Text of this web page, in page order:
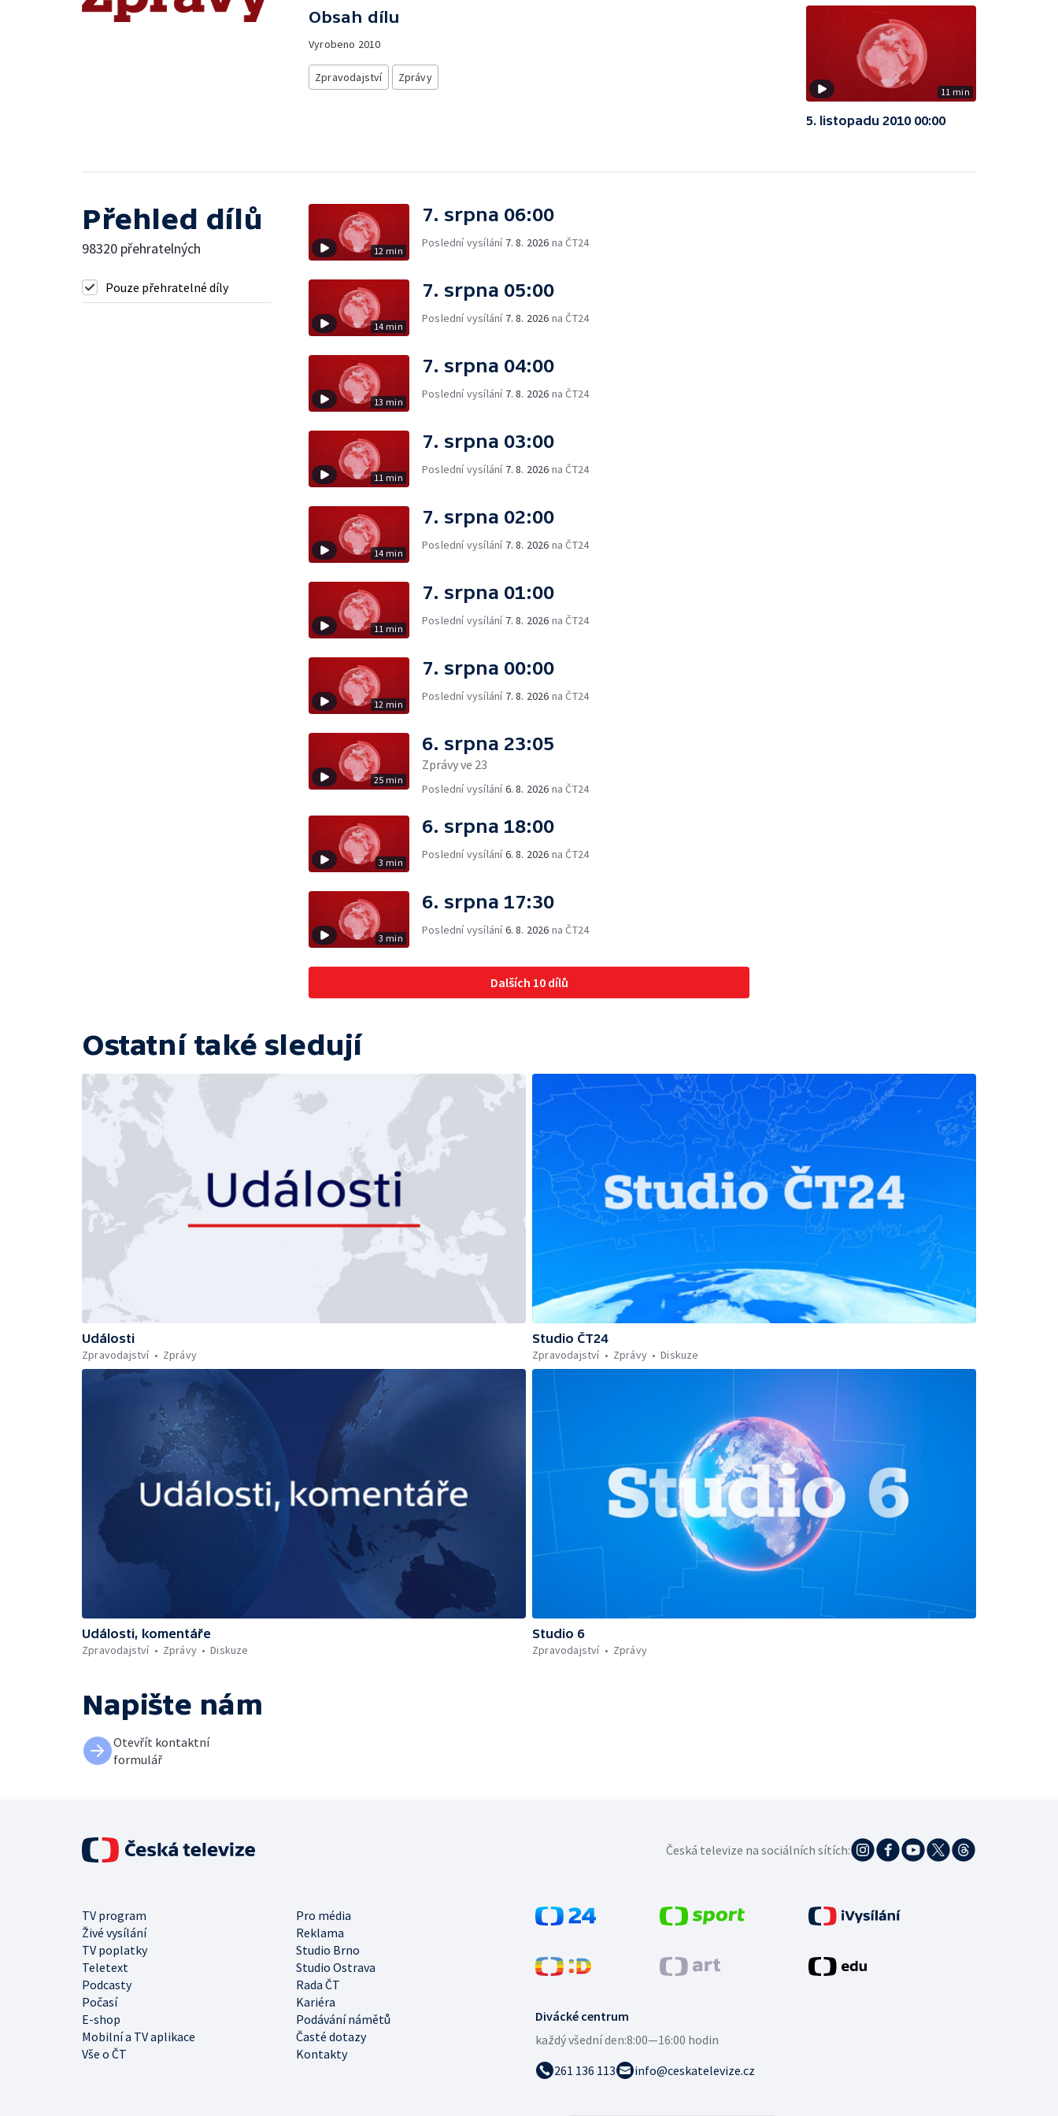
Obsah dílu
Vyrobeno 2010
Zpravodajství Zprávy
11 min
5. listopadu 2010 00:00
Přehled dílů
98320 přehratelných
Pouze přehratelné díly
12 min
7. srpna 06:00
Poslední vysílání 7. 8. 2026 na ČT24
14 min
7. srpna 05:00
Poslední vysílání 7. 8. 2026 na ČT24
13 min
7. srpna 04:00
Poslední vysílání 7. 8. 2026 na ČT24
11 min
7. srpna 03:00
Poslední vysílání 7. 8. 2026 na ČT24
14 min
7. srpna 02:00
Poslední vysílání 7. 8. 2026 na ČT24
11 min
7. srpna 01:00
Poslední vysílání 7. 8. 2026 na ČT24
12 min
7. srpna 00:00
Poslední vysílání 7. 8. 2026 na ČT24
25 min
6. srpna 23:05
Zprávy ve 23
Poslední vysílání6. 8. 2026 na ČT24
3 min
6. srpna 18:00
Poslední vysílání6. 8. 2026 na ČT24
3 min
6. srpna 17:30
Poslední vysílání6. 8. 2026 na ČT24
Dalších 10 dílů
Ostatní také sledují
Události
Zpravodajství
Zprávy
Studio ČT24
Zpravodajství
Zprávy Diskuze
Události, komentáře
Zpravodajství
Zprávy Diskuze
Studio 6
Zpravodajství
Zprávy
Napište nám
Otevřít kontaktní
formulář
Divácké centrum
každý všední den:8:00—16:00 hodin
261 136 113
info@ceskatelevize.cz
TV program
Pro média
Živé vysílání
Reklama
TV poplatky
Studio Brno
Teletext
Studio Ostrava
Podcasty
Rada ČT
Počasí
Kariéra
E-shop
Podávání námětů
Mobilní a TV aplikace
Časté dotazy
Vše o ČT
Kontakty
Česká televize na sociálních sítích: